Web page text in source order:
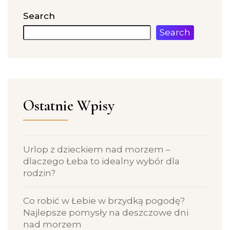
Search
Search
Ostatnie Wpisy
Urlop z dzieckiem nad morzem –
dlaczego Łeba to idealny wybór dla
rodzin?
Co robić w Łebie w brzydką pogodę?
Najlepsze pomysły na deszczowe dni
nad morzem